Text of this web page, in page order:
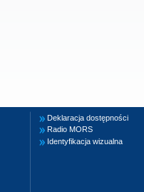
Deklaracja dostępności
Radio MORS
Identyfikacja wizualna